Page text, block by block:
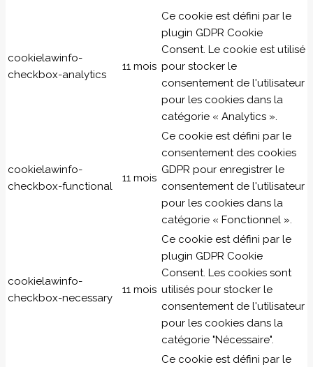
cookielawinfo-
checkbox-analytics
11 mois
Ce cookie est défini par le
plugin GDPR Cookie
Consent. Le cookie est utilisé
pour stocker le
consentement de l'utilisateur
pour les cookies dans la
catégorie « Analytics ».
cookielawinfo-
checkbox-functional
11 mois
Ce cookie est défini par le
consentement des cookies
GDPR pour enregistrer le
consentement de l'utilisateur
pour les cookies dans la
catégorie « Fonctionnel ».
cookielawinfo-
checkbox-necessary
11 mois
Ce cookie est défini par le
plugin GDPR Cookie
Consent. Les cookies sont
utilisés pour stocker le
consentement de l'utilisateur
pour les cookies dans la
catégorie "Nécessaire".
Ce cookie est défini par le